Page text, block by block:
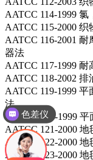
AATCC 114-1999
AATCC 115-2000
AATCC 116-2001
器法
AATCC 117-1999
AATCC 118-2002
AATCC 119-1999
法
AATCC 120-1999
AATCC 121-2000
AATCC 122-2000
AATCC 123-2000
色差仪